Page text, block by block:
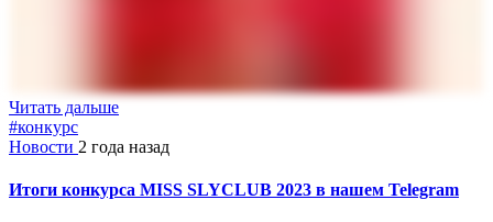
Читать дальше
#конкурс
Новости 2 года назад
Итоги конкурса MISS SLYCLUB 2023 в нашем Telegram